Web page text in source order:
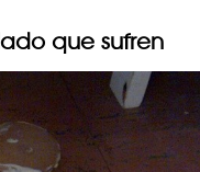
que sufren